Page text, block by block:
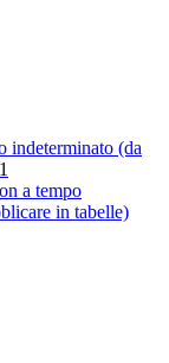
indeterminato (da
1
a tempo
in tabelle)